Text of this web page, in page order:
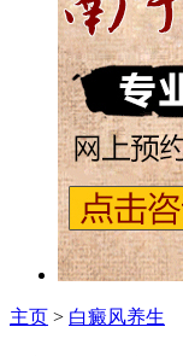
主页 > 白癜风养生